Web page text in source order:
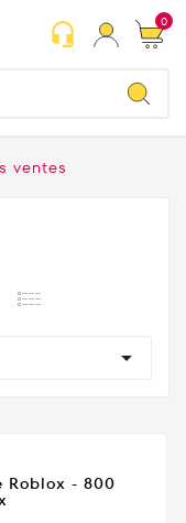
headset_mic 0
ventes

Roblox - 800